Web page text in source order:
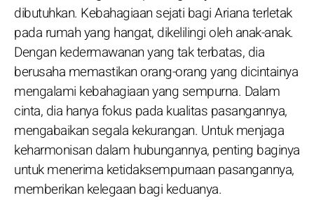
dibutuhkan. Kebahagiaan sejati bagi Ariana terletak
pada rumah yang hangat, dikelilingi oleh anak-anak.
Dengan kedermawanan yang tak terbatas, dia
berusaha memastikan orang-orang yang dicintainya
mengalami kebahagiaan yang sempurna. Dalam
cinta, dia hanya fokus pada kualitas pasangannya,
mengabaikan segala kekurangan. Untuk menjaga
keharmonisan dalam hubungannya, penting baginya
untuk menerima ketidaksempurnaan pasangannya,
memberikan kelegaan bagi keduanya.